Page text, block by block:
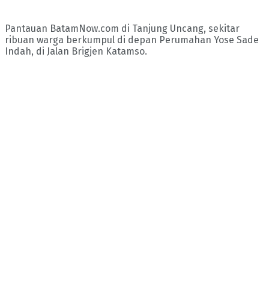
Pantauan BatamNow.com di Tanjung Uncang, sekitar
ribuan warga berkumpul di depan Perumahan Yose Sade
Indah, di Jalan Brigjen Katamso.